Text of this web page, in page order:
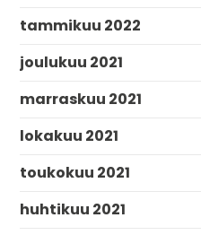
tammikuu 2022
joulukuu 2021
marraskuu 2021
lokakuu 2021
toukokuu 2021
huhtikuu 2021